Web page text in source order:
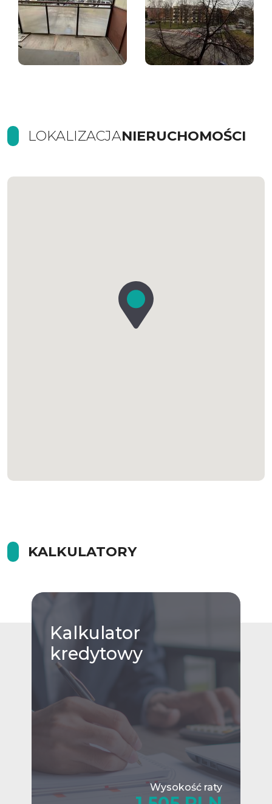
LOKALIZACJANIERUCHOMOŚCI
KALKULATORY
Kalkulator
kredytowy
Wysokość raty